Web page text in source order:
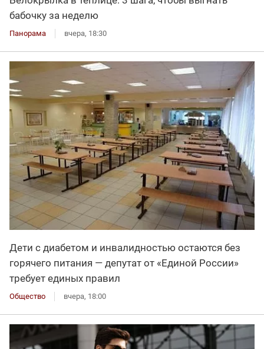
бабочку за неделю
Панорама вчера, 18:30
Дети с диабетом и инвалидностью остаются без
горячего питания — депутат от «Единой России»
требует единых правил
Общество вчера, 18:00